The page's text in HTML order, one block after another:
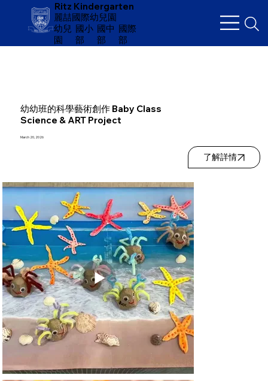
Ritz Kindergarten
麗喆國際幼兒園
幼兒
園
​國小
部
國中
部
國際
部
幼幼班的科學藝術創作 Baby Class
Science & ART Project
March 20, 2026
了解詳情